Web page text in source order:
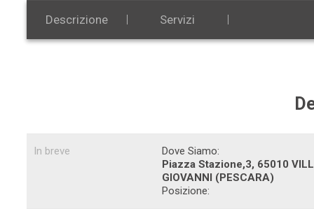
Descrizione Servizi
In breve
Dove Siamo:
Piazza Stazione,3, 65010
GIOVANNI (PESCARA)
Posizione: